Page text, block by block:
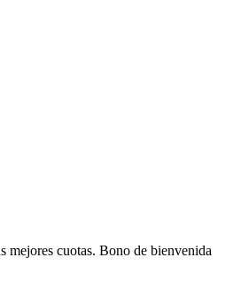
mejores cuotas. Bono de bienvenida